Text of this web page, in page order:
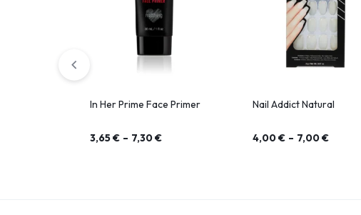
In Her Prime Face Primer
3,65€ – 7,30€
Nail Addict Natural
4,00€ – 7,00€